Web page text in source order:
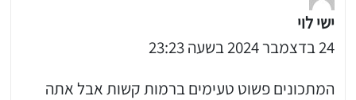
ישי לוי
24 בדצמבר 2024 בשעה 23:23
המתכונים פשוט טעימים ברמות קשות אבל אתה